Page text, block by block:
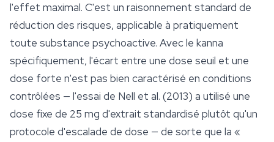
l'effet maximal. C'est un raisonnement standard de
réduction des risques, applicable à pratiquement
toute substance psychoactive. Avec le kanna
spécifiquement, l'écart entre une dose seuil et une
dose forte n'est pas bien caractérisé en conditions
contrôlées — l'essai de Nell et al. (2013) a utilisé une
dose fixe de 25 mg d'extrait standardisé plutôt qu'un
protocole d'escalade de dose — de sorte que la «